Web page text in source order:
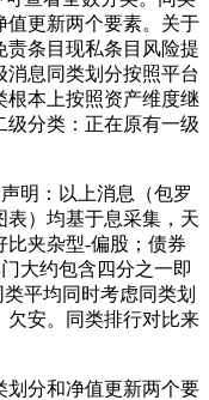
值更新两个要素。关于
条目现私条目风险提
息同类划分按照平台
根本上按照资产维度继
分类：正在原有一级
明：以上消息（包罗
）均基于息采集，天
比夹杂型-偏股；债券
大约包含四分之一即
平均同时考虑同类划
欠安。同类排行对比来
分和净值更新两个要